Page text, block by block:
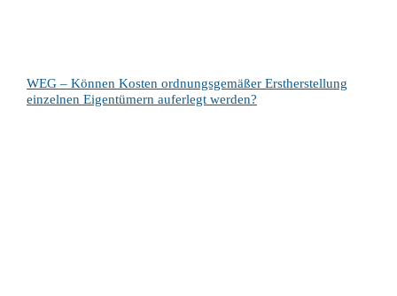
WEG – Können Kosten ordnungsgemäßer Erstherstellung
einzelnen Eigentümern auferlegt werden?